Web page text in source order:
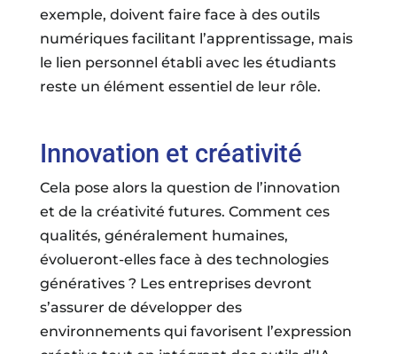
exemple, doivent faire face à des outils
numériques facilitant l’apprentissage, mais
le lien personnel établi avec les étudiants
reste un élément essentiel de leur rôle.
Innovation et créativité
Cela pose alors la question de l’innovation
et de la créativité futures. Comment ces
qualités, généralement humaines,
évolueront-elles face à des technologies
génératives ? Les entreprises devront
s’assurer de développer des
environnements qui favorisent l’expression